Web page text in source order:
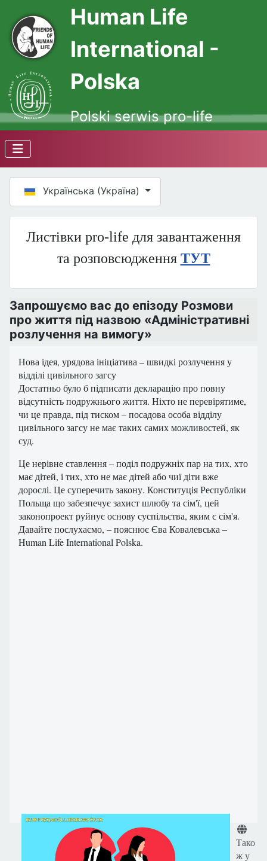
Human Life
International -
Polska
Polski serwis pro-life
Оберіть свою мову
Українська (Україна)
Листівки pro-life для завантаження
та розповсюдження ТУТ
Запрошуємо вас до епізоду Розмови
про життя під назвою «Адміністративні
розлучення на вимогу»
Нова ідея, урядова ініціатива – швидкі розлучення у
відділі цивільного загсу
Достатньо було б підписати декларацію про повну
відсутність подружнього життя. Ніхто не перевірятиме,
чи це правда, під тиском – посадова особа відділу
цивільного загсу не має таких самих можливостей, як
суд.
Це нерівне ставлення – поділ подружніх пар на тих, хто
має дітей, і тих, хто не має дітей або чиї діти вже
дорослі. Це суперечить закону. Конституція Республіки
Польща що забезпечує захист шлюбу та сім'ї, цей
законопроект руйнує основу суспільства, яким є сім'я.
Давайте послухаємо, – пояснює Єва Ковалевська –
Human Life International Polska.
Деталі
Тако
ж у